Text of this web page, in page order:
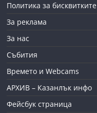
Политика за бисквитките
За реклама
За нас
Събития
Времето и Webcams
АРХИВ – Казанлък инфо
Фейсбук страница